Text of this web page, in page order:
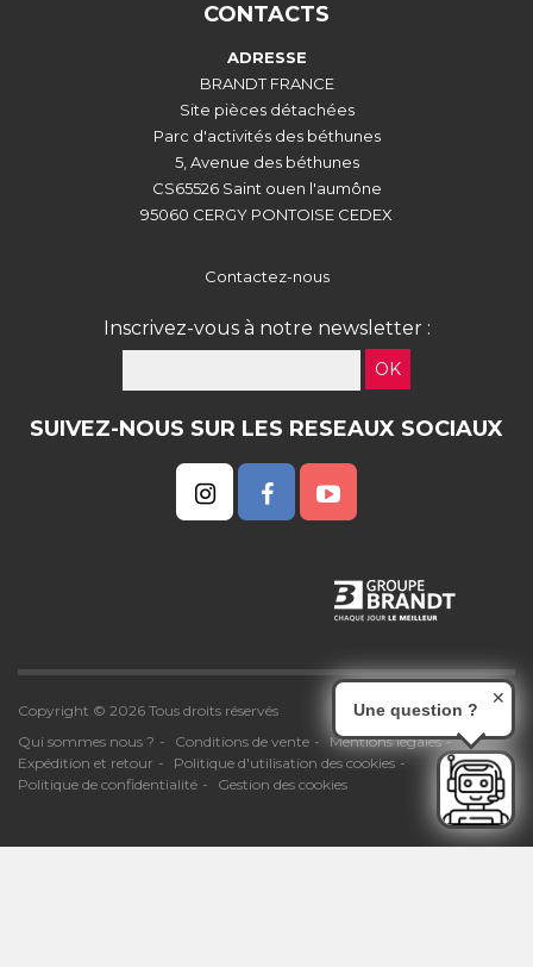
CONTACTS
ADRESSE
BRANDT FRANCE
Site pièces détachées
Parc d'activités des béthunes
5, Avenue des béthunes
CS65526 Saint ouen l'aumône
95060 CERGY PONTOISE CEDEX
Contactez-nous
Inscrivez-vous à notre newsletter :
OK
SUIVEZ-NOUS SUR LES RESEAUX SOCIAUX
Copyright © 2026 Tous droits réservés
Qui sommes nous ?
Conditions de vente
Mentions légales
Expédition et retour
Politique d'utilisation des cookies
Politique de confidentialité
Gestion des cookies
Une question ?
✕